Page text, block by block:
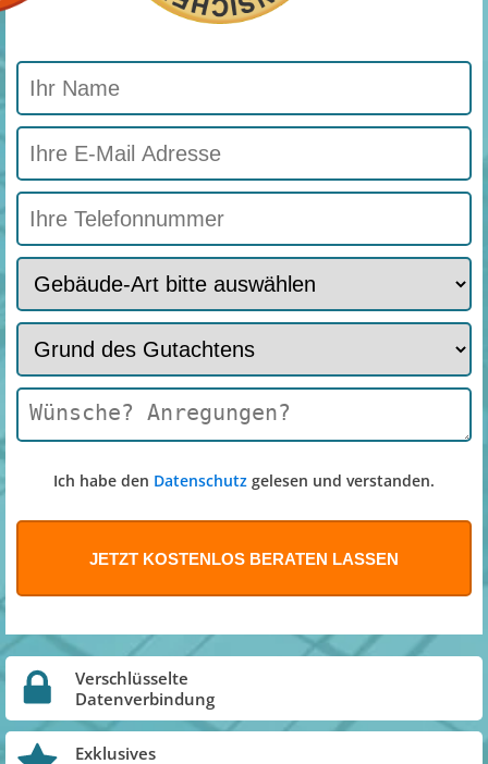
Ich habe den Datenschutz gelesen und verstanden.
Verschlüsselte
Datenverbindung
Exklusives